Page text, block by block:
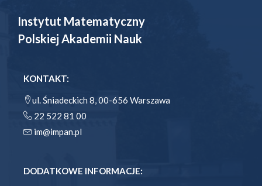
Instytut Matematyczny
Polskiej Akademii Nauk
KONTAKT:
ul. Śniadeckich 8, 00-656 Warszawa
22 522 81 00
im@impan.pl
DODATKOWE INFORMACJE: